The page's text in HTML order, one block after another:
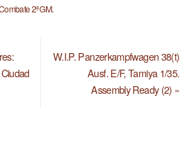
2ªGM.
W.I.P. Panzerkampfwagen 38(t)
Ausf. E/F, Tamiya 1/35.
Assembly Ready (2) »